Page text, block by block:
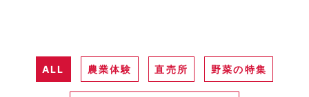
ALL 農業体験 直売所 野菜の特集